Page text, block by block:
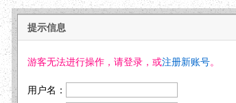
提示信息
游客无法进行操作，请登录，或注册新账号。
用户名：